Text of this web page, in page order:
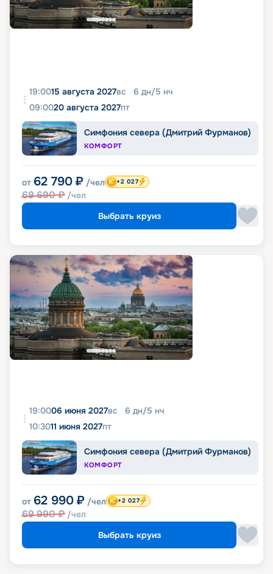
19:0015 августа 2027вс 6 дн/5 нч
09:0020 августа 2027пт
Симфония севера (Дмитрий Фурманов)
КОМФОРТ
от 62 790 ₽ /чел
69 690₽ /чел
+2 027
Выбрать круиз
19:0006 июня 2027вс 6 дн/5 нч
10:3011 июня 2027пт
Симфония севера (Дмитрий Фурманов)
КОМФОРТ
от 62 990 ₽ /чел
69 990₽ /чел
+2 027
Выбрать круиз